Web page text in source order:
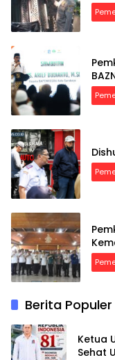
Berita Populer
Ketua
Sehat